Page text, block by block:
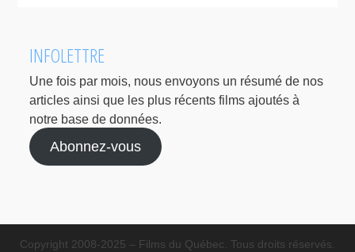
INFOLETTRE
Une fois par mois, nous envoyons un résumé de nos
articles ainsi que les plus récents films ajoutés à
notre base de données.
Abonnez-vous
Copyright 2008-2025 – Films du Québec. Tous droits réservés.